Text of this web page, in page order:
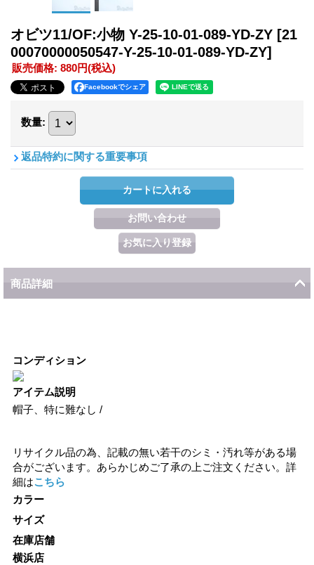
オビツ11/OF:小物 Y-25-10-01-089-YD-ZY [21
00070000050547-Y-25-10-01-089-YD-ZY]
販売価格: 880円(税込)
Facebookでシェア
数量:
返品特約に関する重要事項
商品詳細
コンディション
アイテム説明
帽子、特に難なし /
リサイクル品の為、記載の無い若干のシミ・汚れ等がある場
合がございます。あらかじめご了承の上ご注文ください。詳
細はこちら
カラー
サイズ
在庫店舗
横浜店